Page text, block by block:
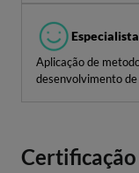
Aplicação de
desenvolvimento